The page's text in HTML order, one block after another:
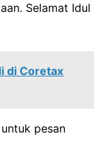
Selamat Idul
di Coretax
pesan